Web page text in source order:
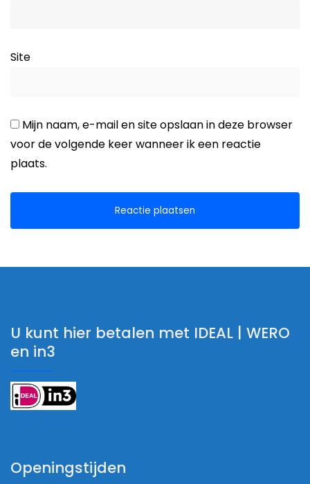
Site
Mijn naam, e-mail en site opslaan in deze browser
voor de volgende keer wanneer ik een reactie
plaats.
U kunt hier betalen met IDEAL | WERO
en in3
Openingstijden